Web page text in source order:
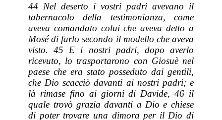
44 Nel deserto i vostri padri avevano il
tabernacolo della testimonianza, come
aveva comandato colui che aveva detto a
Mosé di farlo secondo il modello che aveva
visto. 45 E i nostri padri, dopo averlo
ricevuto, lo trasportarono con Giosuè nel
paese che era stato posseduto dai gentili,
che Dio scacciò davanti ai nostri padri; e
là rimase fino ai giorni di Davide, 46 il
quale trovò grazia davanti a Dio e chiese
di poter trovare una dimora per il Dio di